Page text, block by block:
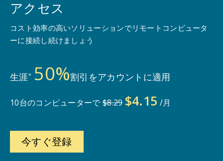
アクセス
コスト効率の高いソリューションでリモートコンピュータ
ーに接続し続けましょう
生涯* 50%割引をアカウントに適用
10台のコンピューターで$8.29 $4.15 /月
今すぐ登録